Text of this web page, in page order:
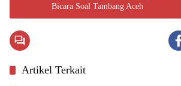
Bicara Soal Tambang Aceh
Artikel Terkait